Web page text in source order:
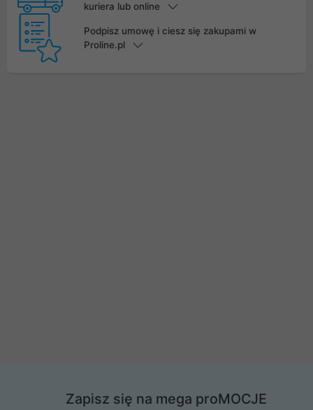
kuriera lub online
Podpisz umowę i ciesz się zakupami w
Proline.pl
Zapisz się na mega proMOCJE